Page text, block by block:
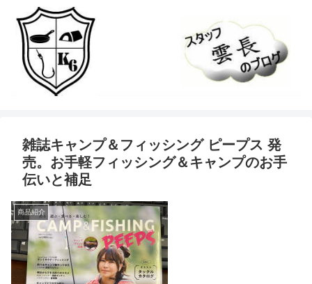
雑誌キャンプ＆フィッシング ピープス 発
売。お手軽フィッシング＆キャンプのお手
伝いと補足
商品紹介